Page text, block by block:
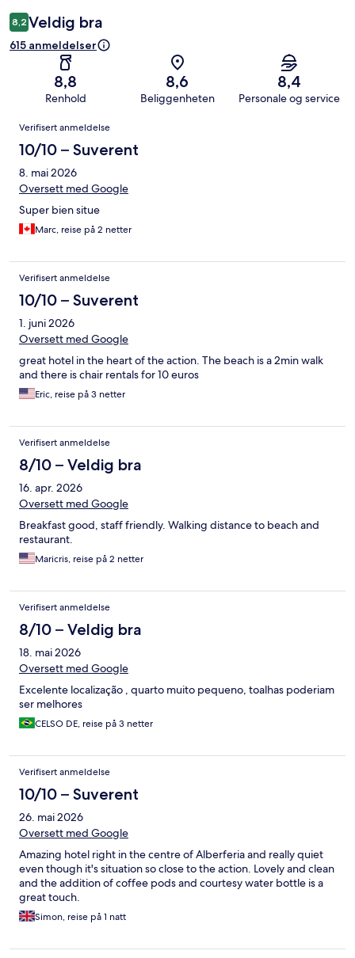
8,2 Veldig bra
615 anmeldelser
8,8
Renhold
8,6
Beliggenheten
8,4
Personale og service
Anmeldelser
Verifisert anmeldelse
10/10 – Suverent
8. mai 2026
Oversett med Google
Super bien situe
Marc, reise på 2 netter
Verifisert anmeldelse
10/10 – Suverent
1. juni 2026
Oversett med Google
great hotel in the heart of the action. The beach is a 2min walk
and there is chair rentals for 10 euros
Eric, reise på 3 netter
Verifisert anmeldelse
8/10 – Veldig bra
16. apr. 2026
Oversett med Google
Breakfast good, staff friendly. Walking distance to beach and
restaurant.
Maricris, reise på 2 netter
Verifisert anmeldelse
8/10 – Veldig bra
18. mai 2026
Oversett med Google
Excelente localização , quarto muito pequeno, toalhas poderiam
ser melhores
CELSO DE, reise på 3 netter
Verifisert anmeldelse
10/10 – Suverent
26. mai 2026
Oversett med Google
Amazing hotel right in the centre of Alberferia and really quiet
even though it's situation so close to the action. Lovely and clean
and the addition of coffee pods and courtesy water bottle is a
great touch.
Simon, reise på 1 natt